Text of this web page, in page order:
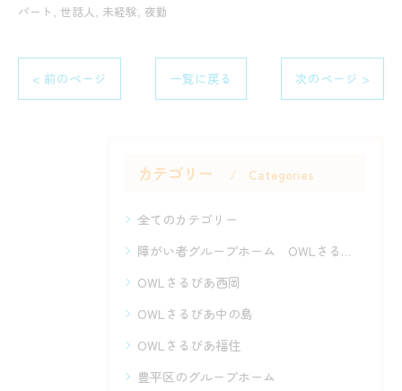
パート 世話人 未経験 夜勤
< 前のページ 一覧に戻る 次のページ >
カテゴリー Categories
全てのカテゴリー
障がい者グループホーム OWLさるびあ
OWLさるびあ西岡
OWLさるびあ中の島
OWLさるびあ福住
豊平区のグループホーム